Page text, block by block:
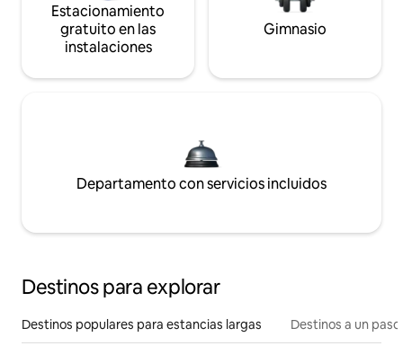
Estacionamiento
gratuito en las
instalaciones
Gimnasio
Departamento con servicios incluidos
Destinos para explorar
Destinos populares para estancias largas Destinos a un